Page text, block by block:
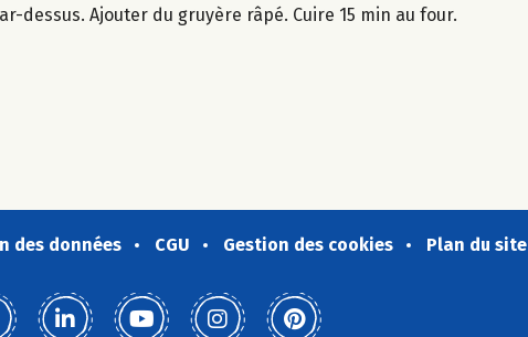
Ajouter du gruyère râpé. Cuire 15 min au four.
des données CGU Gestion des cookies Plan du site